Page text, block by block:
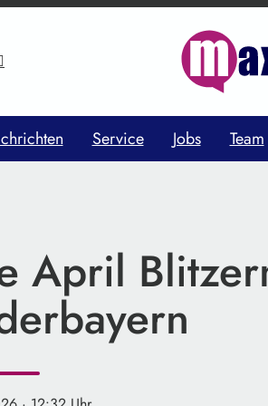
Service Jobs Team
April